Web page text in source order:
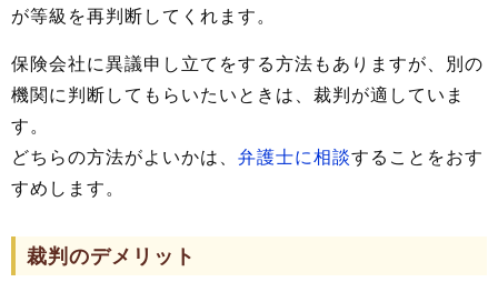
が等級を再判断してくれます。
保険会社に異議申し立てをする方法もありますが、別の
機関に判断してもらいたいときは、裁判が適していま
す。
どちらの方法がよいかは、 弁護士に相談することをおす
すめします。
裁判のデメリット